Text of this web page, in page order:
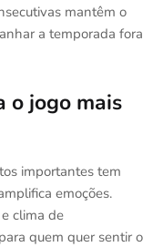
mantêm o
a temporada fora
o jogo mais
importantes tem
emoções.
clima de
quem quer sentir o